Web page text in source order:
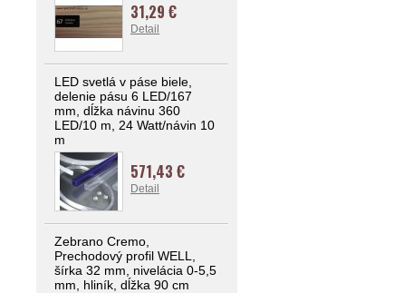
31,29 €
Detail
LED svetlá v páse biele,
delenie pásu 6 LED/167
mm, dĺžka návinu 360
LED/10 m, 24 Watt/návin 10
m
571,43 €
Detail
Zebrano Cremo,
Prechodový profil WELL,
šírka 32 mm, nivelácia 0-5,5
mm, hliník, dĺžka 90 cm